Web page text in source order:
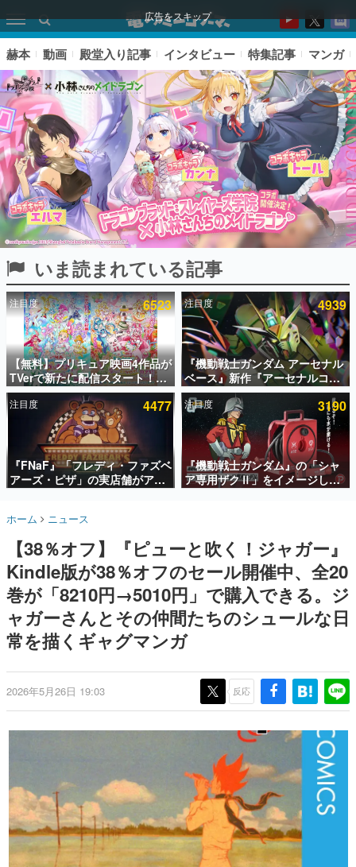
広告をスキップ
ピックアップ
電ファミのいま読まれている記事ランキング
アプリセール情報
インタビュー
連載・特集一覧
殿堂入り記事
SNS拡散数が数千以上！ ページビュー数万以上！ などな
ど。多くの人々に読まれた、電ファミ渾身の“殿堂入り”記
事をまとめました。
名作ゲームクリエイターの方々に製作時のエピソードをお
きます。
赫本
この物語を解いてはいけない。『赫本』は、〈試験問題〉
の形をした短編ホラー小説集です。
新世代に訊く
これからのデジタルゲーム市場を担う若きクリエイター達
ゲーム世代の作家たち
ゲームに多大な影響を受けた作家さんに取材し、ゲームが
日本モバイルゲーム産業史
日本のモバイルゲーム史における主要なトピック・タイト
ルを網羅するほか、開発者へのインタビューや識者による
解説を掲載。約20年の歴史が一望できる決定版！
若ゲのいたり〜ゲームクリエイターの青春〜
『うつヌケ』『ペンと箸』等で知られるマンガ家・田中圭
一先生によるゲーム業界レポートマンガです。
赫本 動画 殿堂入り記事 インタビュー 特集記事 マンガ
いま読まれている記事
注目度 6523
【無料】プリキュア映画4作品が
TVerで新たに配信スタート！な
んと2018年～2024年の映画ほぼ
すべてが見放題に、ぶっちゃけ
ありえないラインナップ
注目度 4939
『機動戦士ガンダム アーセナル
ベース』新作『アーセナルコマ
ンダー』発表！8月28日からオ
ープンベータテスト開催、2027
年2月下旬に稼働予定
注目度 4477
『FNaF』「フレディ・ファズベ
アーズ・ピザ」の実店舗がアメ
リカの商業施設「American
ScottGamesとの共同開発、食
事だけでなくステージショーや
没入型のホラー体験も楽しめる
注目度 3190
『機動戦士ガンダム』の「シャ
ア専用ザクⅡ」をイメージした
散水ホースリールが予約開始。
ホーム ニュース
【38％オフ】『ピューと吹く！ジャガー』
Kindle版が38％オフのセール開催中、全20
巻が「8210円→5010円」で購入できる。ジ
ャガーさんとその仲間たちのシュールな日
常を描くギャグマンガ
2026年5月26日 19:03 反応